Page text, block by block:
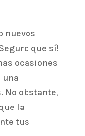
nuevos
que sí!
ocasiones
una
No obstante,
la
tus